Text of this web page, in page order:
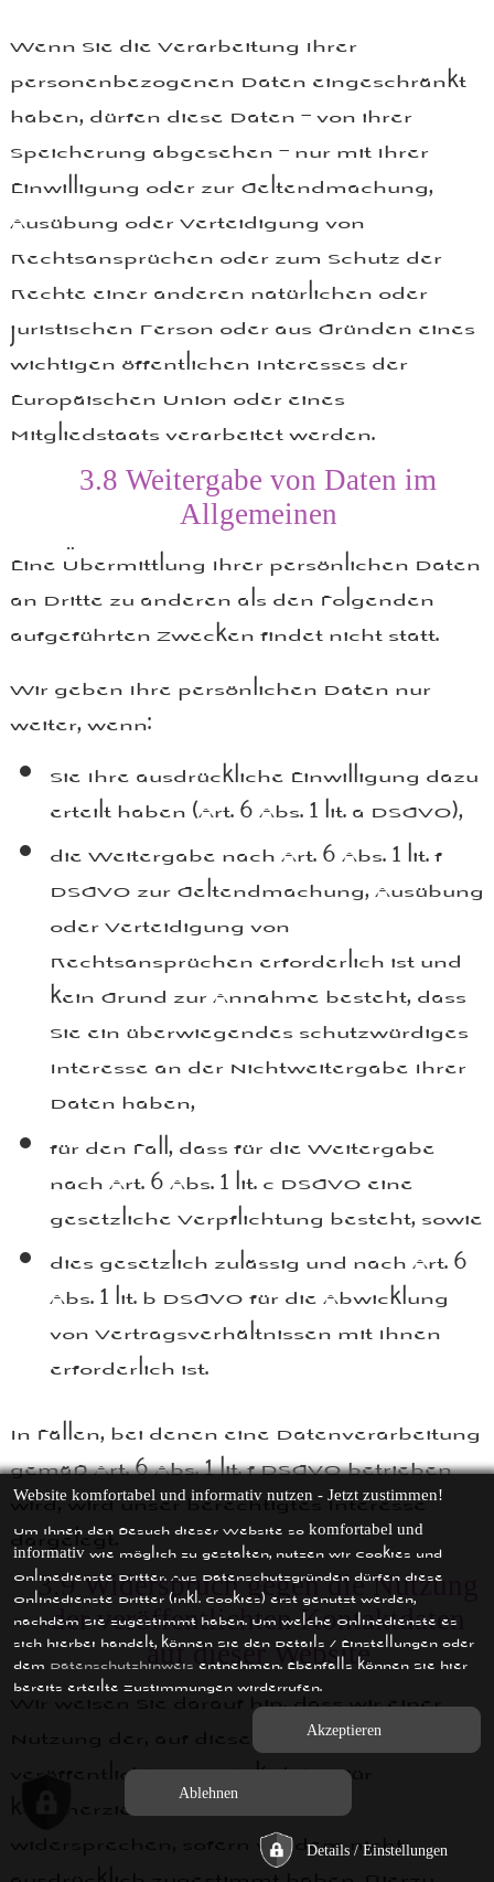
Wenn Sie die Verarbeitung Ihrer
personenbezogenen Daten eingeschränkt
haben, dürfen diese Daten – von ihrer
Speicherung abgesehen – nur mit Ihrer
Einwilligung oder zur Geltendmachung,
Ausübung oder Verteidigung von
Rechtsansprüchen oder zum Schutz der
Rechte einer anderen natürlichen oder
juristischen Person oder aus Gründen eines
wichtigen öffentlichen Interesses der
Europäischen Union oder eines
Mitgliedstaats verarbeitet werden.
3.8Weitergabe von Daten im
Allgemeinen
Eine Übermittlung Ihrer persönlichen Daten
an Dritte zu anderen als den Folgenden
aufgeführten Zwecken findet nicht statt.
Wir geben Ihre persönlichen Daten nur
weiter, wenn:
Sie Ihre ausdrückliche Einwilligung dazu
erteilt haben (Art. 6 Abs. 1 lit. a DSGVO),
die Weitergabe nach Art. 6 Abs. 1 lit. f
DSGVO zur Geltendmachung, Ausübung
oder Verteidigung von
Rechtsansprüchen erforderlich ist und
kein Grund zur Annahme besteht, dass
Sie ein überwiegendes schutzwürdiges
Interesse an der Nichtweitergabe Ihrer
Daten haben,
für den Fall, dass für die Weitergabe
nach Art. 6 Abs. 1 lit. c DSGVO eine
gesetzliche Verpflichtung besteht, sowie
dies gesetzlich zulässig und nach Art. 6
Abs. 1 lit. b DSGVO für die Abwicklung
von Vertragsverhältnissen mit Ihnen
erforderlich ist.
In Fällen, bei denen eine Datenverarbeitung
gemäß Art. 6 Abs. 1 lit. f DSGVO betrieben
wird, wird unser berechtigtes Interesse
dargelegt.
3.9Widerspruch gegen die Nutzung
der veröffentlichten Kontaktdaten
auf dieser Website
Wir weisen Sie darauf hin, dass wir einer
Nutzung der, auf diesen Webseiten
veröffentlichten, Kontaktdaten für
kommerzielle Zwecke vorab
widersprechen, sofern wir dem nicht
Website komfortabel und informativ nutzen - Jetzt zustimmen!
Um Ihnen den Besuch dieser Website so komfortabel und
informativwie möglich zu gestalten, nutzen wir Cookies und
Onlinedienste Dritter. Aus Datenschutzgründen dürfen diese
Onlinedienste Dritter (inkl. Cookies) erst genutzt werden,
nachdem Sie zugestimmt haben. Um welche Onlinedienste es
sich hierbei handelt, können Sie den Details / Einstellungen oder
dem Datenschutzhinweisentnehmen. Ebenfalls können Sie hier
bereits erteilte Zustimmungen wirderrufen.